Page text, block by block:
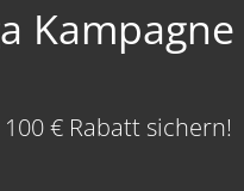
Frische-